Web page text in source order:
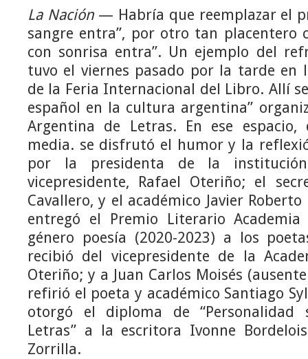
La Nación— Habría que reemplazar el
sangre entra”, por otro tan placentero
con sonrisa entra”. Un ejemplo del
tuvo el viernes pasado por la tarde en
de la Feria Internacional del Libro. Allí
español en la cultura argentina”
Argentina de Letras. En ese
media. se disfrutó el humor y la
por la presidenta de la
vicepresidente, Rafael Oteriño; el
Cavallero, y el académico Javier Roberto
entregó el Premio Literario
género poesía (2020-2023) a los
recibió del vicepresidente de la
Oteriño; y a Juan Carlos Moisés
refirió el poeta y académico Santiago
otorgó el diploma de “Personalidad
Letras” a la escritora Ivonne
Zorrilla.